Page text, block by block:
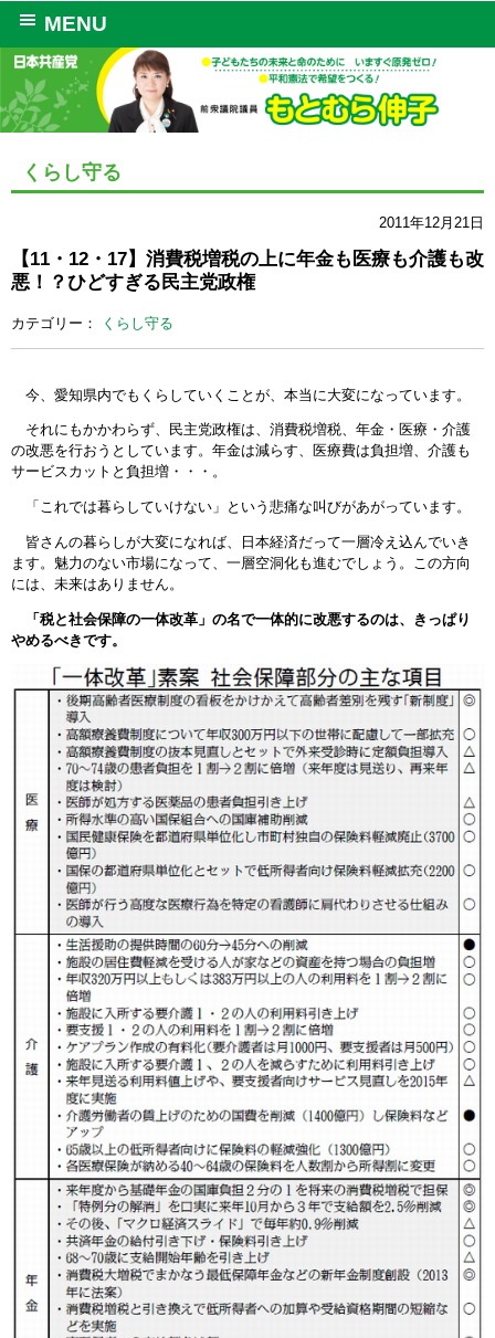
MENU
くらし守る
2011年12月21日
【11・12・17】消費税増税の上に年金も医療も介護も改
悪！？ひどすぎる民主党政権
カテゴリー： くらし守る
今、愛知県内でもくらしていくことが、本当に大変になっています。
それにもかかわらず、民主党政権は、消費税増税、年金・医療・介護
の改悪を行おうとしています。年金は減らす、医療費は負担増、介護も
サービスカットと負担増・・・。
「これでは暮らしていけない」という悲痛な叫びがあがっています。
皆さんの暮らしが大変になれば、日本経済だって一層冷え込んでいき
ます。魅力のない市場になって、一層空洞化も進むでしょう。この方向
には、未来はありません。
「税と社会保障の一体改革」の名で一体的に改悪するのは、きっぱり
やめるべきです。